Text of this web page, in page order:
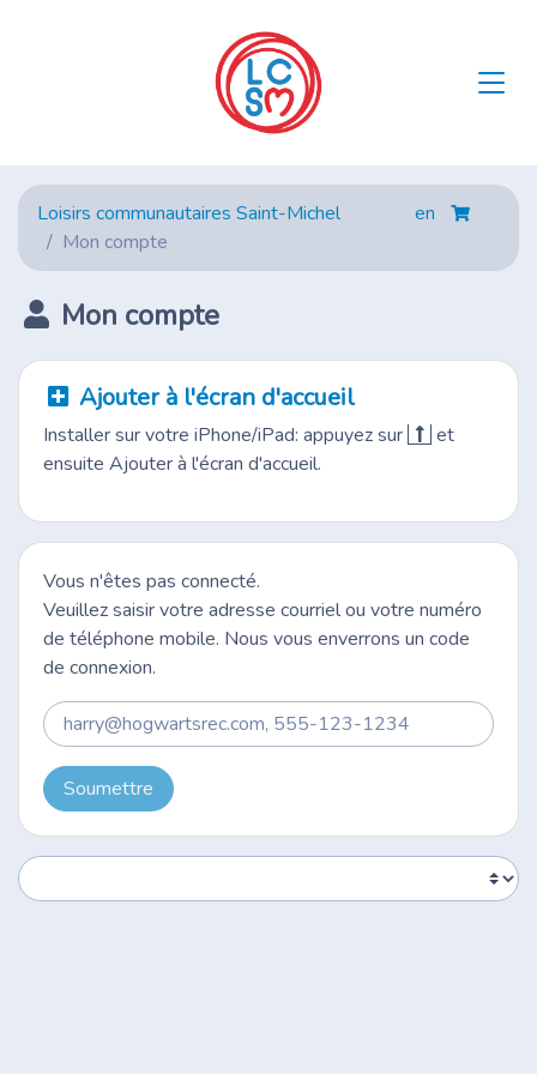
Loisirs communautaires Saint-Michel
Mon compte
en
Mon compte
Ajouter à l'écran d'accueil
Installer sur votre iPhone/iPad: appuyez sur
et
ensuite Ajouter à l'écran d'accueil.
Vous n'êtes pas connecté.
Veuillez saisir votre adresse courriel ou votre numéro
de téléphone mobile. Nous vous enverrons un code
de connexion.
Soumettre